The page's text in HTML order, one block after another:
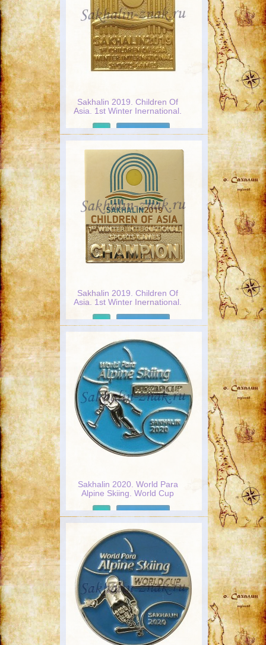
Sakhalin 2019. Children Of
Asia. 1st Winter Inеrnational.
Sakhalin 2019. Children Of
Asia. 1st Winter Inеrnational.
Sakhalin 2020. World Para
Alpine Skiing. World Cup